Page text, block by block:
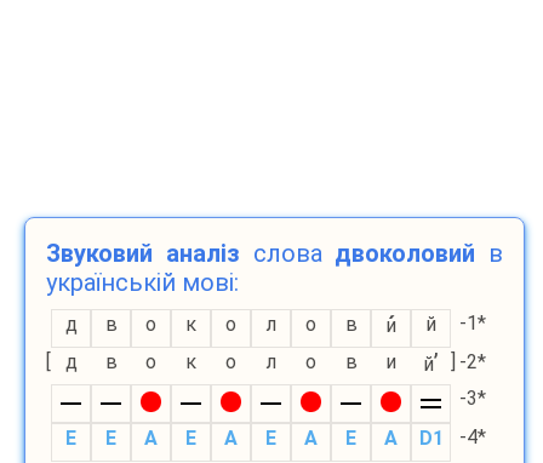
Звуковий аналіз слова двоколовий в
українській мові:
д в о к о л о в и й
-1*
[
д в о к о л о в и й’ ] -2*
-3*
E
E A E A E A E A D1
-4*